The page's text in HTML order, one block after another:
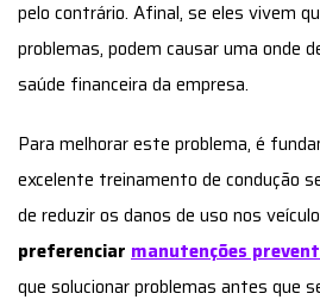
pelo contrário. Afinal, se eles vivem
problemas, podem causar uma onde
saúde financeira da empresa.
Para melhorar este problema, é
excelente treinamento de condução
de reduzir os danos de uso nos
preferenciar manutenções
que solucionar problemas antes que